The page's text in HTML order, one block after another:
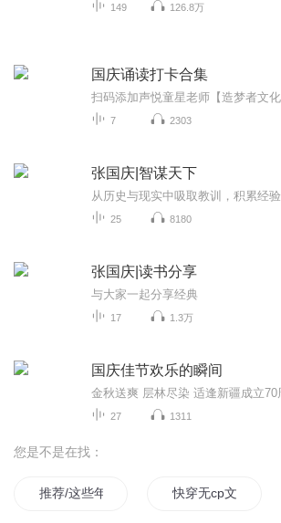
149 126.8万
国庆诵读打卡合集
7 2303
张国庆|智谋天下
从历史与现实中吸取教训，积累经验
25 8180
张国庆|读书分享
与大家一起分享经典
17 1.3万
国庆佳节欢乐的瞬间
27 1311
您是不是在找：
推荐/这些年我见过的好文快穿无cp文章推荐